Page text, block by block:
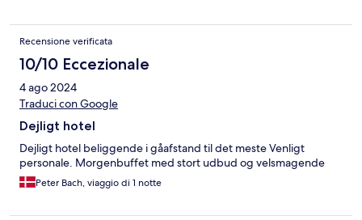
Recensione verificata
10/10 Eccezionale
4 ago 2024
Traduci con Google
Dejligt hotel
Dejligt hotel beliggende i gåafstand til det meste Venligt
personale. Morgenbuffet med stort udbud og velsmagende
Peter Bach, viaggio di 1 notte